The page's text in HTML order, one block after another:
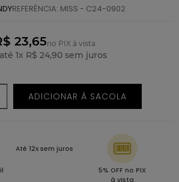
REFERÊNCIA: MISS - C24-0902
23,65no PIX à vista
1x R$ 24,90sem juros
ADICIONAR À SACOLA
Até 12x sem juros
5% OFF no PIX
à vista